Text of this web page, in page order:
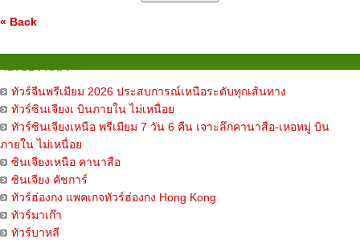
« Back
ทัวร์จีนพรีเมียม 2026 ประสบการณ์เหนือระดับทุกเส้นทาง
ทัวร์ซินเจียงเ บินภายใน ไม่เหนื่อย
ทัวร์ซินเจียงเหนือ พรีเมียม 7 วัน 6 คืน เจาะลึกคานาสือ-เหอหมู่ บิน
ภายใน ไม่เหนื่อย
ซินเจียงเหนือ คานาสือ
ซินเจียง คัชการ์
ทัวร์ฮ่องกง แพคเกจทัวร์ฮ่องกง Hong Kong
ทัวร์มาเก๊า
ทัวร์บาหลี